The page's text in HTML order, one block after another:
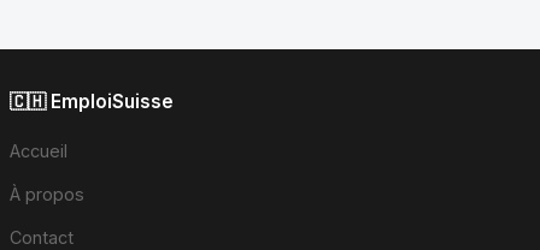
🇨🇭 EmploiSuisse
Accueil
À propos
Contact